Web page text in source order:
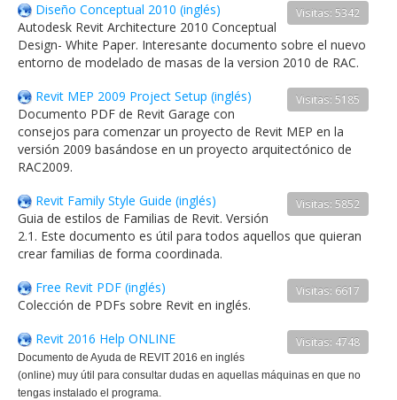
Visitas: 5342
Diseño Conceptual 2010 (inglés)
Autodesk Revit Architecture 2010 Conceptual
Design- White Paper. Interesante documento sobre el nuevo
entorno de modelado de masas de la version 2010 de RAC.
Visitas: 5185
Revit MEP 2009 Project Setup (inglés)
Documento PDF de Revit Garage con
consejos para comenzar un proyecto de Revit MEP en la
versión 2009 basándose en un proyecto arquitectónico de
RAC2009.
Visitas: 5852
Revit Family Style Guide (inglés)
Guia de estilos de Familias de Revit. Versión
2.1. Este documento es útil para todos aquellos que quieran
crear familias de forma coordinada.
Visitas: 6617
Free Revit PDF (inglés)
Colección de PDFs sobre Revit en inglés.
Visitas: 4748
Revit 2016 Help ONLINE
Documento de Ayuda de REVIT 2016 en inglés
(online) muy útil para consultar dudas en aquellas máquinas en que no
tengas instalado el programa.